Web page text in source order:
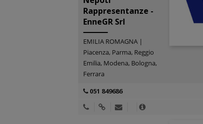
Rappresentanze -
EnneGR Srl
EMILIA ROMAGNA |
Piacenza, Parma, Reggio
Emilia, Modena, Bologna,
Ferrara
051 849686